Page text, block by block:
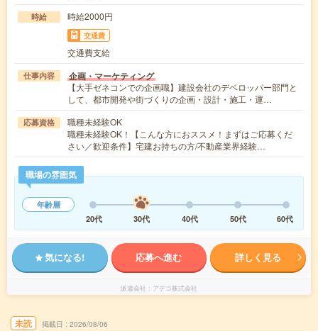
時給 時給2000円
交通費
交通費支給
仕事内容 企画・マーケティング
【大手ゼネコンでの企画職】建設会社のデベロッパー部門と
して、都市開発や街づくりの企画・設計・施工・運…
応募資格
職種未経験OK
職種未経験OK！【こんな方におススメ！まずはご応募くだ
さい／歓迎条件】宅建お持ちの方/不動産業界経験…
職場の雰囲気
年齢層
20代
30代 40代 50代 60代
気になる! 応募へ進む 詳しく見る
派遣会社 アデコ株式会社
未読 掲載日 2026/08/06